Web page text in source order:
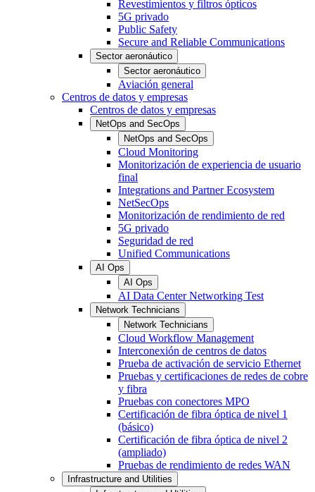
Revestimientos y filtros ópticos
5G privado
Public Safety
Secure and Reliable Communications
Sector aeronáutico
Sector aeronáutico
Aviación general
Centros de datos y empresas
Centros de datos y empresas
NetOps and SecOps
NetOps and SecOps
Cloud Monitoring
Monitorización de experiencia de usuario
final
Integrations and Partner Ecosystem
NetSecOps
Monitorización de rendimiento de red
5G privado
Seguridad de red
Unified Communications
AI Ops
AI Ops
AI Data Center Networking Test
Network Technicians
Network Technicians
Cloud Workflow Management
Interconexión de centros de datos
Prueba de activación de servicio Ethernet
Pruebas y certificaciones de redes de cobre
y fibra
Pruebas con conectores MPO
Certificación de fibra óptica de nivel 1
(básico)
Certificación de fibra óptica de nivel 2
(ampliado)
Pruebas de rendimiento de redes WAN
Infrastructure and Utilities